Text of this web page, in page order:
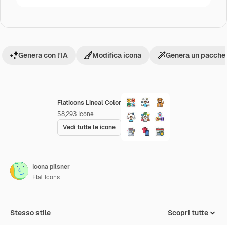
Flaticons Lineal Color
58,293 Icone
Vedi tutte le icone
Genera con l'IA Modifica icona Genera un
Icona pilsner
Flat Icons
Stesso stile Scopri tutte